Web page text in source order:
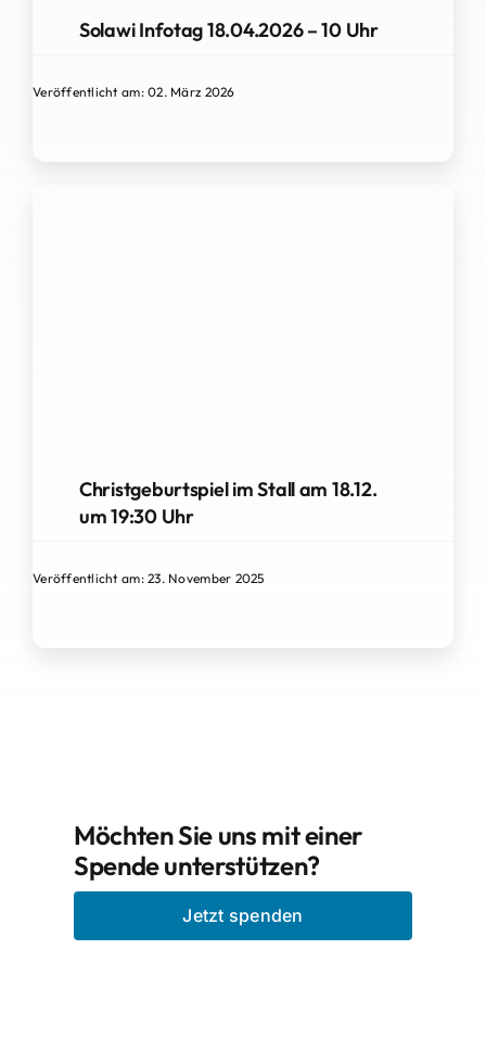
Solawi Infotag 18.04.2026 – 10 Uhr
Veröffentlicht am: 02. März 2026
Christgeburtspiel im Stall am 18.12.
um 19:30 Uhr
Veröffentlicht am: 23. November 2025
Möchten Sie uns mit einer
Spende unterstützen?
Jetzt spenden